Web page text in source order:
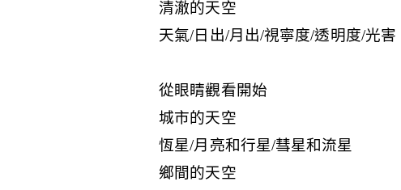
清澈的天空
天氣/日出/月出/視寧度/透明度/光害
從眼睛觀看開始
城市的天空
恆星/月亮和行星/彗星和流星
鄉間的天空